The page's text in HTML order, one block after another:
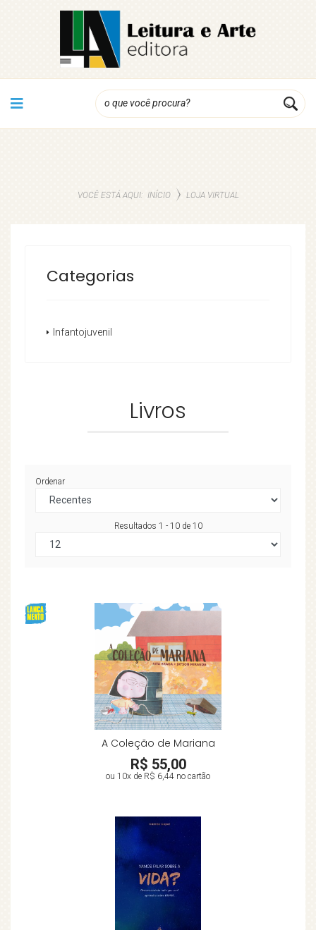
VOCÊ ESTÁ AQUI: INÍCIO LOJA VIRTUAL
Categorias
Infantojuvenil
Livros
Ordenar
Resultados 1 - 10 de 10
A Coleção de Mariana
R$ 55,00
ou 10x de R$ 6,44 no cartão